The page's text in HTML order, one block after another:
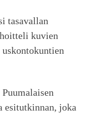
tasavallan
kuvien
uskontokuntien
esitutkinnan, joka